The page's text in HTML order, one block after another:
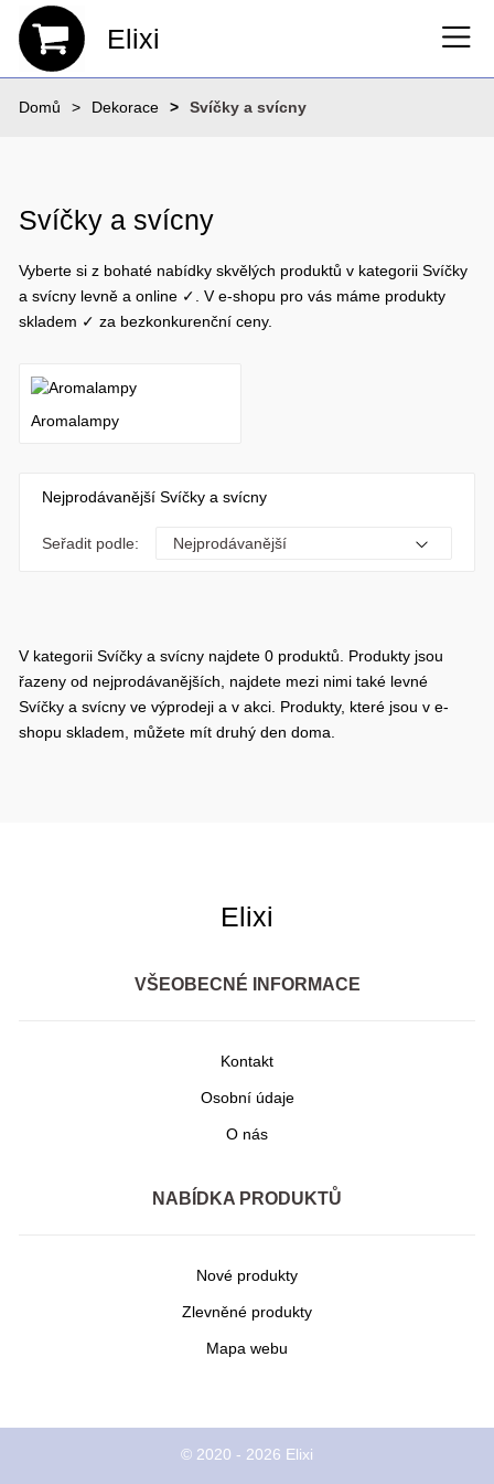
Elixi
Domů Dekorace Svíčky a svícny
Svíčky a svícny
Vyberte si z bohaté nabídky skvělých produktů v kategorii Svíčky
a svícny levně a online ✓. V e-shopu pro vás máme produkty
skladem ✓ za bezkonkurenční ceny.
Aromalampy
Nejprodávanější Svíčky a svícny
Seřadit podle:
V kategorii Svíčky a svícny najdete 0 produktů. Produkty jsou
řazeny od nejprodávanějších, najdete mezi nimi také levné
Svíčky a svícny ve výprodeji a v akci. Produkty, které jsou v e-
shopu skladem, můžete mít druhý den doma.
Elixi
VŠEOBECNÉ INFORMACE
Kontakt
Osobní údaje
O nás
NABÍDKA PRODUKTŮ
Nové produkty
Zlevněné produkty
Mapa webu
© 2020 - 2026 Elixi